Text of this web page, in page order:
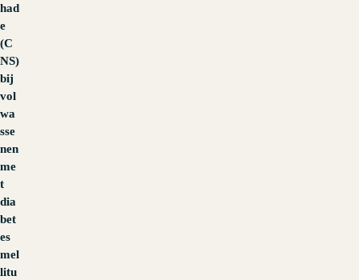
had
e
(C
NS)
bij
vol
wa
sse
nen
me
t
dia
bet
es
mel
litu